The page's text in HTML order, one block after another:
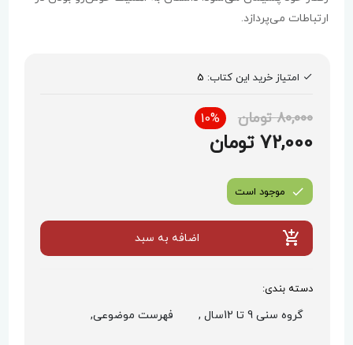
ارتباطات می‌پردازد.
امتیاز خرید این کتاب: 5
80,000 تومان 10%
72,000 تومان
موجود است
اضافه به سبد
دسته بندی:
گروه سنی 9 تا 12سال , فهرست موضوعی,